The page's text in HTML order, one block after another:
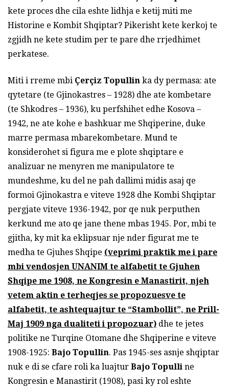
kete proces dhe cila eshte lidhja e ketij miti me
Historine e Kombit Shqiptar? Pikerisht kete kerkoj te
zgjidh ne kete studim per te pare dhe rrjedhimet
perkatese.
Miti i rreme mbi Çerçiz Topullin ka dy permasa: ate
qytetare (te Gjinokastres – 1928) dhe ate kombetare
(te Shkodres – 1936), ku perfshihet edhe Kosova –
1942, ne ate kohe e bashkuar me Shqiperine, duke
marre permasa mbarekombetare. Mund te
konsiderohet si figura me e plote shqiptare e
analizuar ne menyren me manipulatore te
mundeshme, ku del ne pah dallimi midis asaj qe
formoi Gjinokastra e viteve 1928 dhe Kombi Shqiptar
pergjate viteve 1936-1942, por qe nuk perputhen
kerkund me ato qe jane thene mbas 1945. Por, mbi te
gjitha, ky mit ka eklipsuar nje nder figurat me te
medha te Gjuhes Shqipe (veprimi praktik me i pare
mbi vendosjen UNANIM te alfabetit te Gjuhen
Shqipe me 1908, ne Kongresin e Manastirit, njeh
vetem aktin e terheqjes se propozuesve te
alfabetit, te ashtequajtur te “Stambollit”, ne Prill-
Maj 1909 nga dualiteti i propozuar) dhe te jetes
politike ne Turqine Otomane dhe Shqiperine e viteve
1908-1925: Bajo Topullin. Pas 1945-ses asnje shqiptar
nuk e di se cfare roli ka luajtur Bajo Topulli ne
Kongresin e Manastirit (1908), pasi ky rol eshte